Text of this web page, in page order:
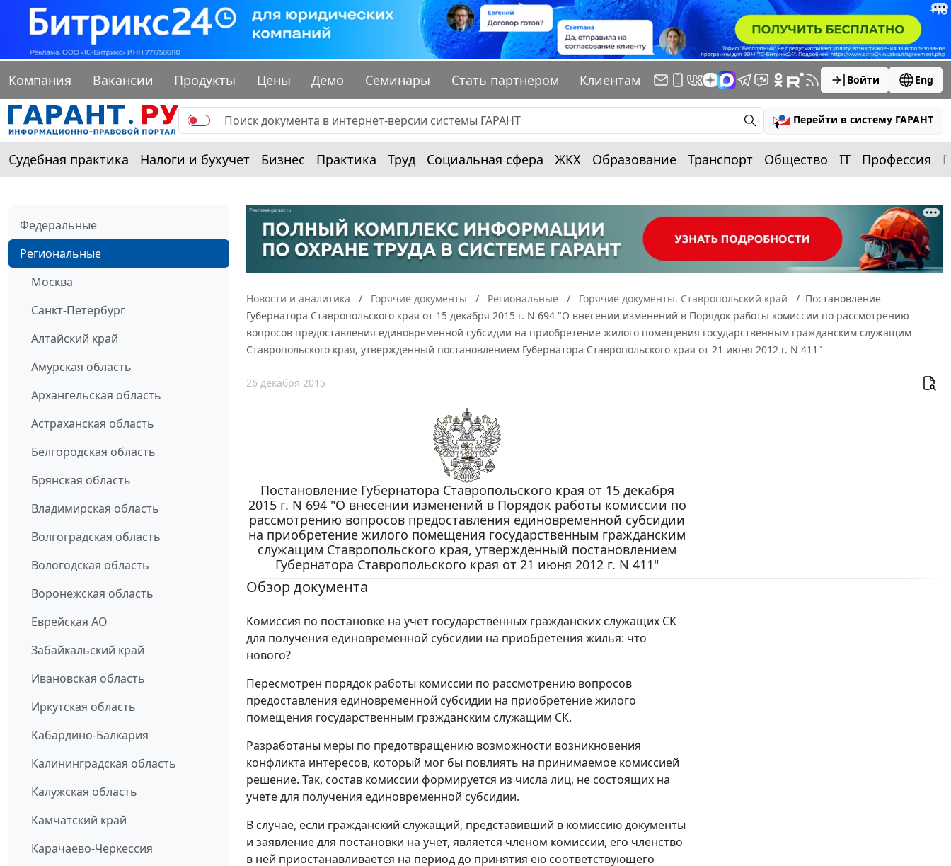
Компания Вакансии Продукты Цены Демо Семинары Стать партнером Клиентам Войти Eng
Перейти в систему ГАРАНТ
Судебная практика Налоги и бухучет Бизнес Практика Труд Социальная сфера ЖКХ Образование Транспорт Общество IT Профессия
Федеральные
Региональные
Москва
Санкт-Петербург
Алтайский край
Амурская область
Архангельская область
Астраханская область
Белгородская область
Брянская область
Владимирская область
Волгоградская область
Вологодская область
Воронежская область
Еврейская АО
Забайкальский край
Ивановская область
Иркутская область
Кабардино-Балкария
Калининградская область
Калужская область
Камчатский край
Карачаево-Черкессия
Новости и аналитика Горячие документы Региональные Горячие документы. Ставропольский край
Постановление
Губернатора Ставропольского края от 15 декабря 2015 г. N 694 "О внесении изменений в Порядок работы комиссии по рассмотрению
вопросов предоставления единовременной субсидии на приобретение жилого помещения государственным гражданским служащим
Ставропольского края, утвержденный постановлением Губернатора Ставропольского края от 21 июня 2012 г. N 411"
26 декабря 2015
Постановление Губернатора Ставропольского края от 15 декабря
2015 г. N 694 "О внесении изменений в Порядок работы комиссии по
рассмотрению вопросов предоставления единовременной субсидии
на приобретение жилого помещения государственным гражданским
служащим Ставропольского края, утвержденный постановлением
Губернатора Ставропольского края от 21 июня 2012 г. N 411"
Обзор документа
Комиссия по постановке на учет государственных гражданских служащих СК
для получения единовременной субсидии на приобретения жилья: что
нового?
Пересмотрен порядок работы комиссии по рассмотрению вопросов
предоставления единовременной субсидии на приобретение жилого
помещения государственным гражданским служащим СК.
Разработаны меры по предотвращению возможности возникновения
конфликта интересов, который мог бы повлиять на принимаемое комиссией
решение. Так, состав комиссии формируется из числа лиц, не состоящих на
учете для получения единовременной субсидии.
В случае, если гражданский служащий, представивший в комиссию документы
и заявление для постановки на учет, является членом комиссии, его членство
в ней приостанавливается на период до принятия ею соответствующего